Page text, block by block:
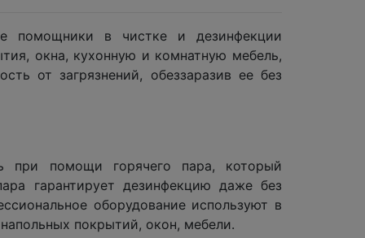
помощники в чистке и дезинфекции
окна, кухонную и комнатную мебель,
от загрязнений, обеззаразив ее без
при помощи горячего пара, который
гарантирует дезинфекцию даже без
оборудование используют в
покрытий, окон, мебели.